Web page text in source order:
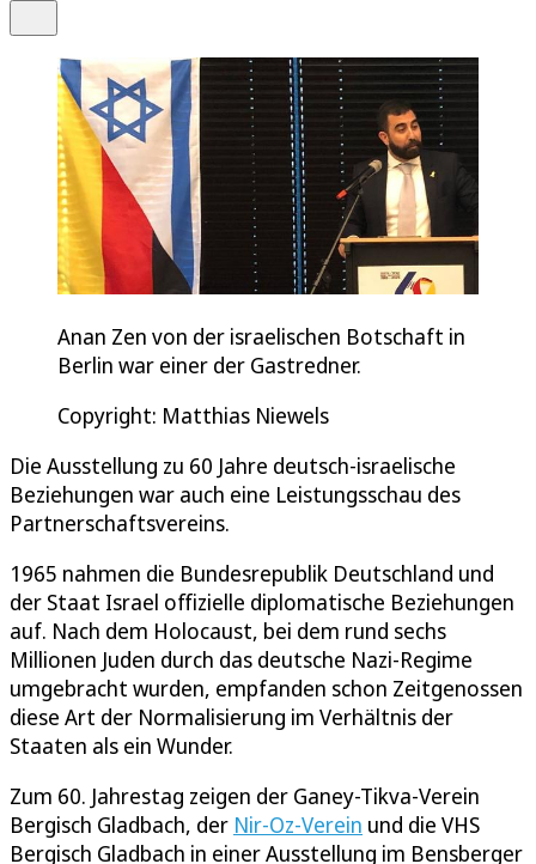
Anan Zen von der israelischen Botschaft in
Berlin war einer der Gastredner.
Copyright: Matthias Niewels
Die Ausstellung zu 60 Jahre deutsch-israelische
Beziehungen war auch eine Leistungsschau des
Partnerschaftsvereins.
1965 nahmen die Bundesrepublik Deutschland und
der Staat Israel offizielle diplomatische Beziehungen
auf. Nach dem Holocaust, bei dem rund sechs
Millionen Juden durch das deutsche Nazi-Regime
umgebracht wurden, empfanden schon Zeitgenossen
diese Art der Normalisierung im Verhältnis der
Staaten als ein Wunder.
Zum 60. Jahrestag zeigen der Ganey-Tikva-Verein
Bergisch Gladbach, der Nir-Oz-Verein und die VHS
Bergisch Gladbach in einer Ausstellung im Bensberger